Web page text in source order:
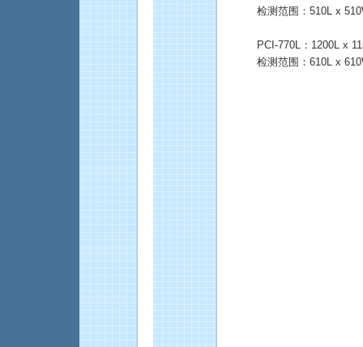
检测范围：510L x
PCI-770L：1200L x
检测范围：610L x